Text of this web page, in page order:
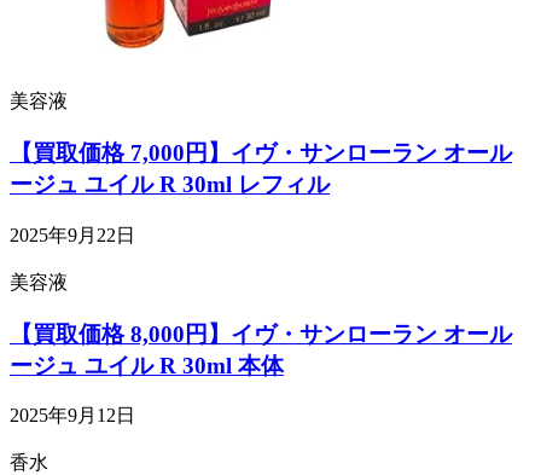
美容液
【買取価格 7,000円】イヴ・サンローラン オール
ージュ ユイル R 30ml レフィル
2025年9月22日
美容液
【買取価格 8,000円】イヴ・サンローラン オール
ージュ ユイル R 30ml 本体
2025年9月12日
香水